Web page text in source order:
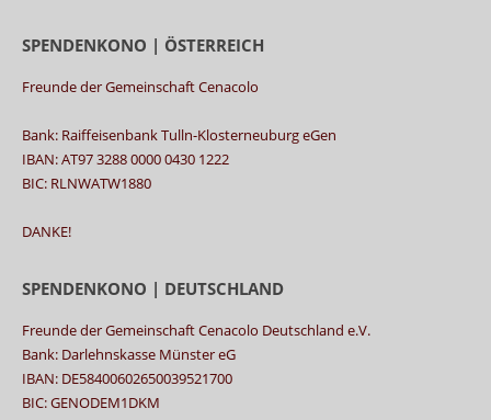
SPENDENKONO | ÖSTERREICH
Freunde der Gemeinschaft Cenacolo
Bank: Raiffeisenbank Tulln-Klosterneuburg eGen
IBAN: AT97 3288 0000 0430 1222
BIC: RLNWATW1880
DANKE!
SPENDENKONO | DEUTSCHLAND
Freunde der Gemeinschaft Cenacolo Deutschland e.V.
Bank: Darlehnskasse Münster eG
IBAN: DE58400602650039521700
BIC: GENODEM1DKM